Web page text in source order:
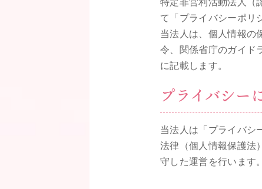
特定非営利活動法人（
て「プライバシーポリ
当法人は、個人情報の
令、関係省庁のガイド
に記載します。
プライバシー
当法人は「プライバシ
法律（個人情報保護法
守した運営を行います